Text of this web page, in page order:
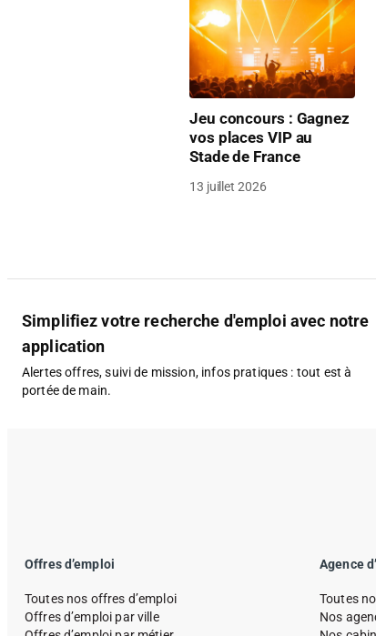
Jeu concours : Gagnez
vos places VIP au
Stade de France
13 juillet 2026